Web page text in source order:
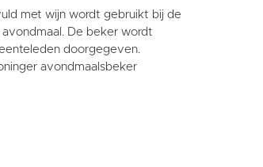
met wijn wordt gebruikt bij de
De beker wordt
doorgegeven.
avondmaalsbeker